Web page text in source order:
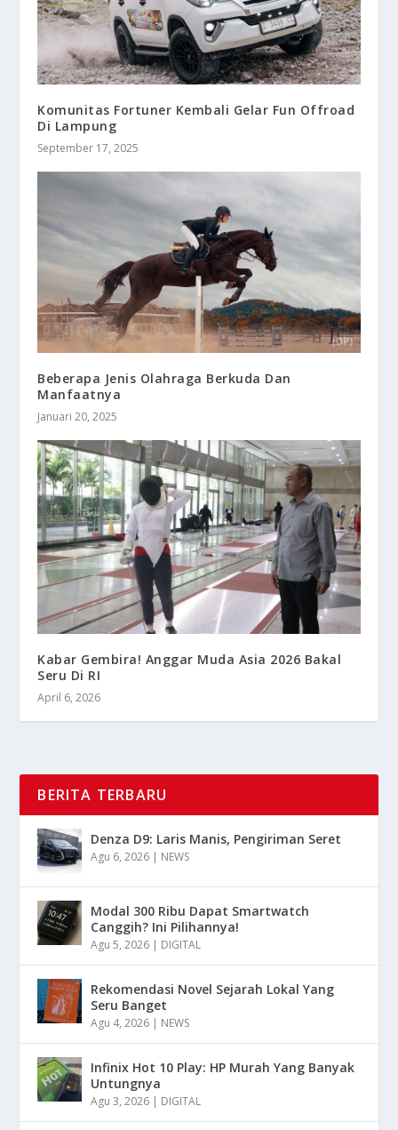
Komunitas Fortuner Kembali Gelar Fun Offroad
Di Lampung
September 17, 2025
Beberapa Jenis Olahraga Berkuda Dan
Manfaatnya
Januari 20, 2025
Kabar Gembira! Anggar Muda Asia 2026 Bakal
Seru Di RI
April 6, 2026
BERITA TERBARU
Denza D9: Laris Manis, Pengiriman Seret
Agu 6, 2026 | NEWS
Modal 300 Ribu Dapat Smartwatch
Canggih? Ini Pilihannya!
Agu 5, 2026 | DIGITAL
Rekomendasi Novel Sejarah Lokal Yang
Seru Banget
Agu 4, 2026 | NEWS
Infinix Hot 10 Play: HP Murah Yang Banyak
Untungnya
Agu 3, 2026 | DIGITAL